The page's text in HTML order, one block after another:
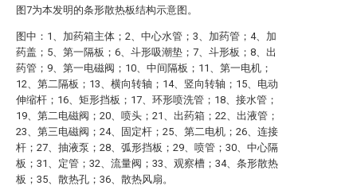
图7为本发明的条形散热板结构示意图。
图中：1、加药箱主体；2、中心水管；3、加药管；4、加
药盖；5、第一隔板；6、斗形吸潮垫；7、斗形板；8、出
药管；9、第一电磁阀；10、中间隔板；11、第一电机；
12、第二隔板；13、横向转轴；14、竖向转轴；15、电动
伸缩杆；16、矩形挡板；17、环形喷洗管；18、接水管；
19、第二电磁阀；20、喷头；21、出药箱；22、出液管；
23、第三电磁阀；24、固定杆；25、第二电机；26、连接
杆；27、抽液泵；28、弧形挡板；29、喷管；30、中心隔
板；31、定管；32、流量阀；33、观察槽；34、条形散热
板；35、散热孔；36、散热风扇。